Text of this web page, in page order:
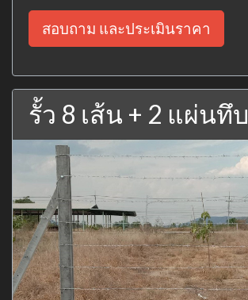
สอบถาม และประเมินราคา
รั้ว 8 เส้น + 2 แผ่นทึบ